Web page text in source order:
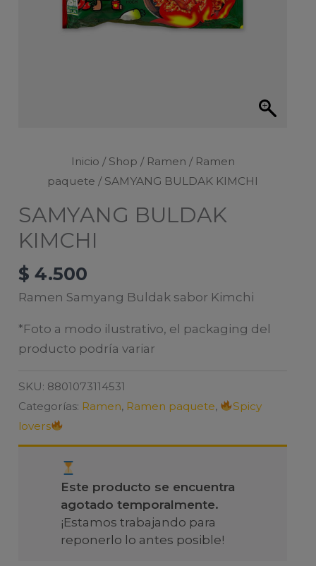
Inicio / Shop / Ramen / Ramen
paquete / SAMYANG BULDAK KIMCHI
SAMYANG BULDAK
KIMCHI
$ 4.500
Ramen Samyang Buldak sabor Kimchi
*Foto a modo ilustrativo, el packaging del
producto podría variar
SKU: 8801073114531
Categorías: Ramen, Ramen paquete,
Spicy
lovers
Este producto se encuentra
agotado temporalmente.
¡Estamos trabajando para
reponerlo lo antes posible!